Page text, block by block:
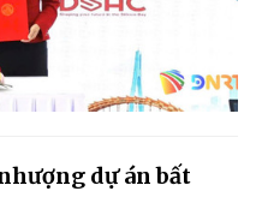
dự án bất